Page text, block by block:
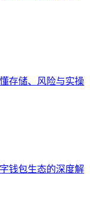
存储、风险与实操
钱包生态的深度解